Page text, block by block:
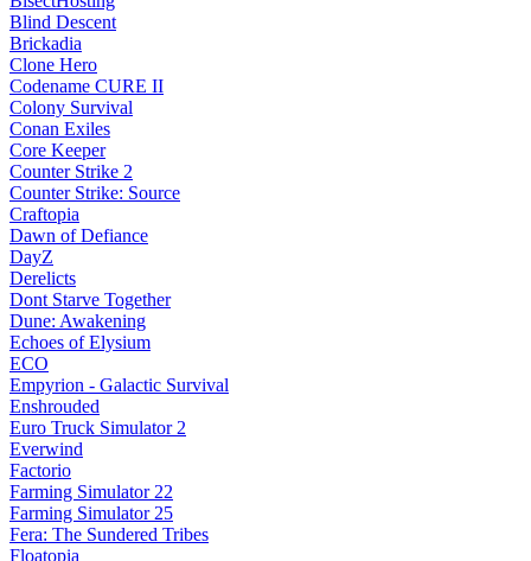
Blind Descent
Brickadia
Clone Hero
Codename CURE II
Colony Survival
Conan Exiles
Core Keeper
Counter Strike 2
Counter Strike: Source
Craftopia
Dawn of Defiance
DayZ
Derelicts
Dont Starve Together
Dune: Awakening
Echoes of Elysium
ECO
Empyrion - Galactic Survival
Enshrouded
Euro Truck Simulator 2
Everwind
Factorio
Farming Simulator 22
Farming Simulator 25
Fera: The Sundered Tribes
Floatopia